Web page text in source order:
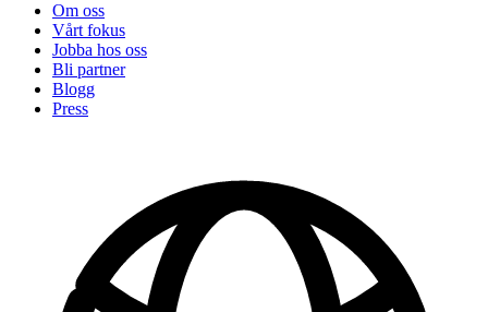
Om oss
Vårt fokus
Jobba hos oss
Bli partner
Blogg
Press